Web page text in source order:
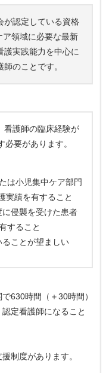
が認定している資格
領域に必要な最新
護実践能力を中心に
のことです。
看護師の臨床経験が
要があります。
は小児集中ケア部門
実績を有すること
侵襲を受けた患者
すること
ことが望ましい
630時間（＋30時間）
定看護師になること
制度があります。